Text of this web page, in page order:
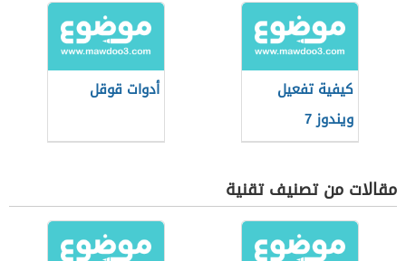
كيفية تفعيل
ويندوز 7
أدوات قوقل
مقالات من تصنيف تقنية